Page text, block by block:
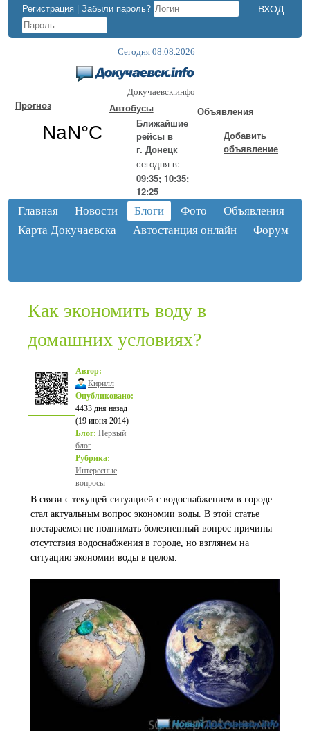
Регистрация | Забыли пароль?
Сегодня 08.08.2026
Докучаевск.инфо
Прогноз
Автобусы
Ближайшие
рейсы в
г. Донецк
сегодня в:
09:35; 10:35;
12:25
Объявления
Добавить
объявление
Главная Новости Блоги Фото
Объявления
Карта Докучаевска
Автостанция онлайн Форум
Как экономить воду в
домашних условиях?
Автор:
Кирилл
Опубликовано:
4433 дня назад
(19 июня 2014)
Блог: Первый
блог
Рубрика:
Интересные
вопросы
В связи с текущей ситуацией с водоснабжением в городе
стал актуальным вопрос экономии воды. В этой статье
постараемся не поднимать болезненный вопрос причины
отсутствия водоснабжения в городе, но взглянем на
ситуацию экономии воды в целом.